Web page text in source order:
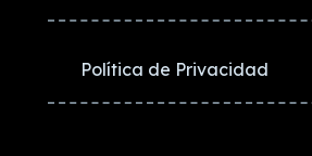
Política de Privacidad